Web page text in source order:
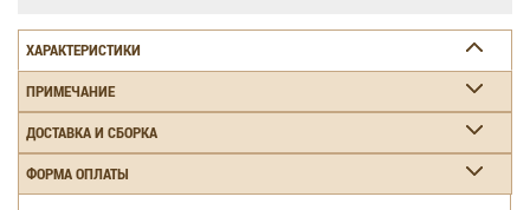
ХАРАКТЕРИСТИКИ
ПРИМЕЧАНИЕ
ДОСТАВКА И СБОРКА
ФОРМА ОПЛАТЫ